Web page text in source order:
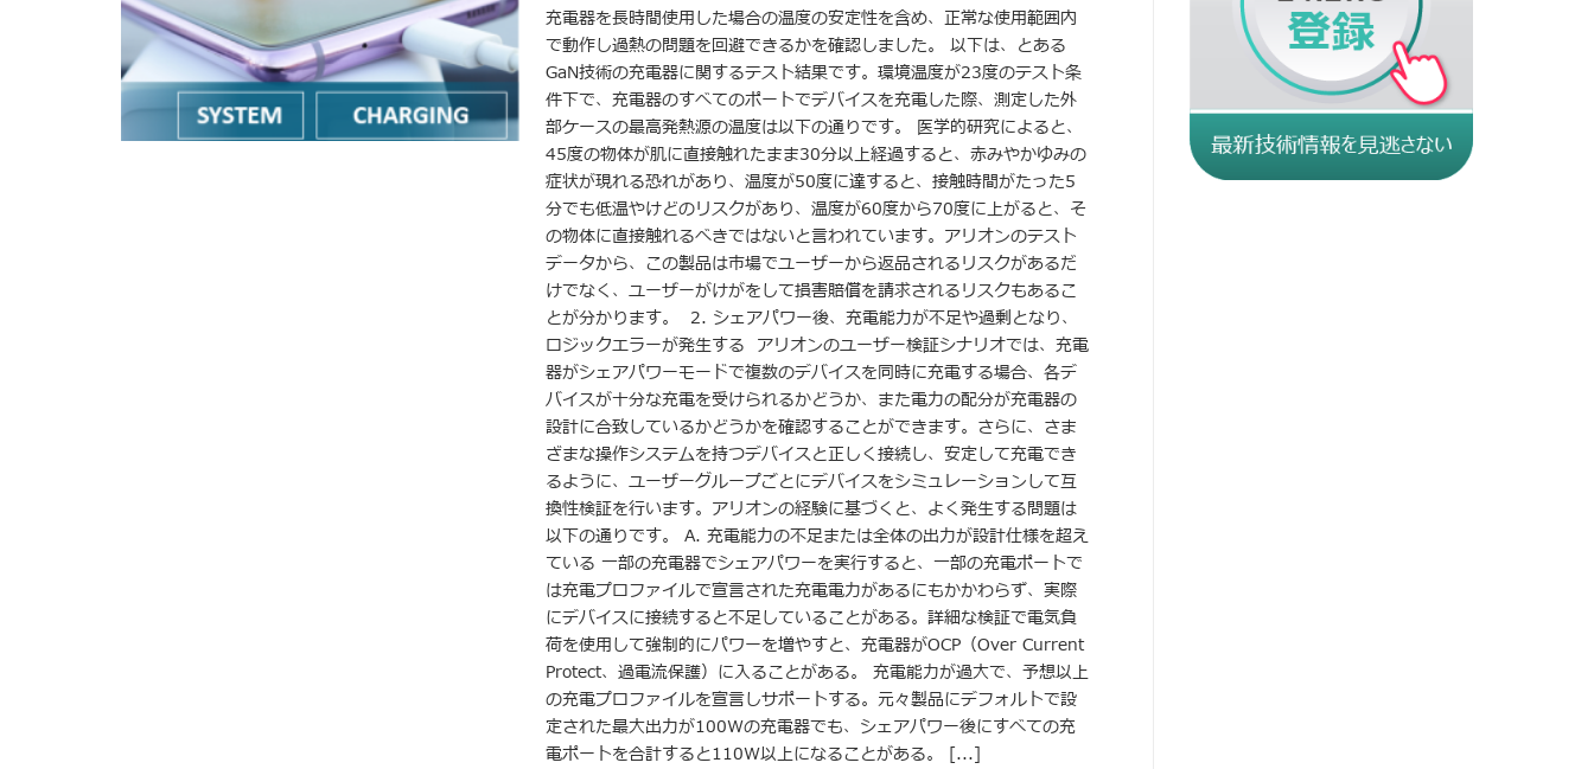
充電器を長時間使用した場合の温度の安定性を含め、正常な使用範囲内
で動作し過熱の問題を回避できるかを確認しました。 以下は、とある
GaN技術の充電器に関するテスト結果です。環境温度が23度のテスト条
件下で、充電器のすべてのポートでデバイスを充電した際、測定した外
部ケースの最高発熱源の温度は以下の通りです。 医学的研究によると、
45度の物体が肌に直接触れたまま30分以上経過すると、赤みやかゆみの
症状が現れる恐れがあり、温度が50度に達すると、接触時間がたった5
分でも低温やけどのリスクがあり、温度が60度から70度に上がると、そ
の物体に直接触れるべきではないと言われています。アリオンのテスト
データから、この製品は市場でユーザーから返品されるリスクがあるだ
けでなく、ユーザーがけがをして損害賠償を請求されるリスクもあるこ
とが分かります。 2. シェアパワー後、充電能力が不足や過剰となり、
ロジックエラーが発生する アリオンのユーザー検証シナリオでは、充電
器がシェアパワーモードで複数のデバイスを同時に充電する場合、各デ
バイスが十分な充電を受けられるかどうか、また電力の配分が充電器の
設計に合致しているかどうかを確認することができます。さらに、さま
ざまな操作システムを持つデバイスと正しく接続し、安定して充電でき
るように、ユーザーグループごとにデバイスをシミュレーションして互
換性検証を行います。アリオンの経験に基づくと、よく発生する問題は
以下の通りです。 A. 充電能力の不足または全体の出力が設計仕様を超え
ている 一部の充電器でシェアパワーを実行すると、一部の充電ポートで
は充電プロファイルで宣言された充電電力があるにもかかわらず、実際
にデバイスに接続すると不足していることがある。詳細な検証で電気負
荷を使用して強制的にパワーを増やすと、充電器がOCP（Over Current
Protect、過電流保護）に入ることがある。 充電能力が過大で、予想以上
の充電プロファイルを宣言しサポートする。元々製品にデフォルトで設
定された最大出力が100Wの充電器でも、シェアパワー後にすべての充
電ポートを合計すると110W以上になることがある。 [...]